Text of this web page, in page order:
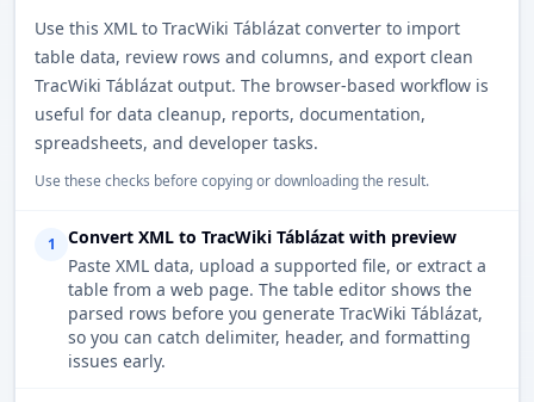
Use this XML to TracWiki Táblázat converter to import
table data, review rows and columns, and export clean
TracWiki Táblázat output. The browser-based workflow is
useful for data cleanup, reports, documentation,
spreadsheets, and developer tasks.
Use these checks before copying or downloading the result.
1
Convert XML to TracWiki Táblázat with preview
Paste XML data, upload a supported file, or extract a
table from a web page. The table editor shows the
parsed rows before you generate TracWiki Táblázat,
so you can catch delimiter, header, and formatting
issues early.